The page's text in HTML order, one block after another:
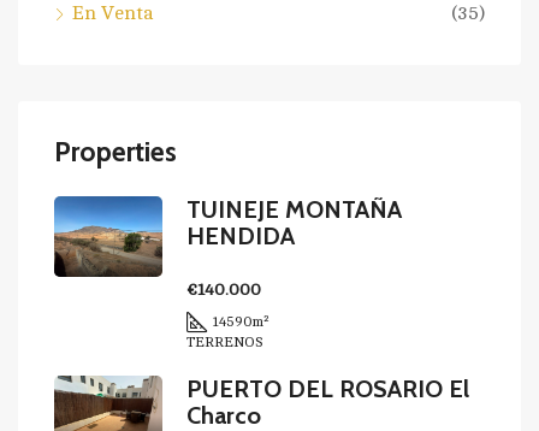
En Venta (35)
Properties
TUINEJE MONTAÑA
HENDIDA
€140.000
14590m²
TERRENOS
PUERTO DEL ROSARIO El
Charco